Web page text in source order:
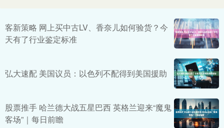
客新策略 网上买中古LV、香奈儿如何验货？今
天有了行业鉴定标准
弘大速配 美国议员：以色列不配得到美国援助
股票推手 哈兰德大战五星巴西 英格兰迎来“魔鬼
客场”｜每日前瞻